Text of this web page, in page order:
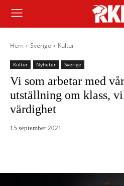
Hem Sverige Kultur
Kultur Nyheter Sverige
Vi som arbetar med
utställning om klass,
värdighet
15 september 2021